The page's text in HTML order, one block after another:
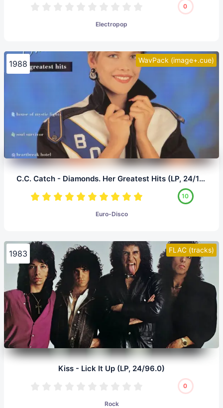
0
Electropop
WavPack (image+.cue)
1988
C.C. Catch - Diamonds. Her Greatest Hits (LP, 24/192.0)
10
Euro-Disco
FLAC (tracks)
1983
Kiss - Lick It Up (LP, 24/96.0)
0
Rock